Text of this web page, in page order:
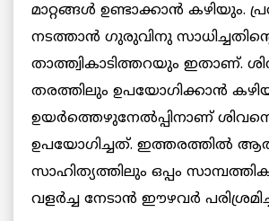
മാറ്റങ്ങള്‍ ഉണ്ടാക്കാന്‍ കഴിയും.
നടത്താന്‍ ഗുരുവിനു
താത്ത്വികാടിത്തറയും ഇതാണ്.
തരത്തിലും ഉപയോഗിക്കാന്‍
ഉയര്‍ത്തെഴുനേല്‍പ്പിനാണ്
ഉപയോഗിച്ചത്. ഇത്തരത്തില്‍
സാഹിത്യത്തിലും ഒപ്പം
വളര്‍ച്ച നേടാൻ ഈഴവര്‍